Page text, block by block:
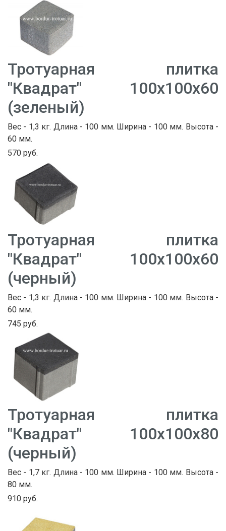
Тротуарная плитка
"Квадрат" 100х100х60
(зеленый)
Вес - 1,3 кг. Длина - 100 мм. Ширина - 100 мм. Высота -
60 мм.
570 руб.
Тротуарная плитка
"Квадрат" 100х100х60
(черный)
Вес - 1,3 кг. Длина - 100 мм. Ширина - 100 мм. Высота -
60 мм.
745 руб.
Тротуарная плитка
"Квадрат" 100х100х80
(черный)
Вес - 1,7 кг. Длина - 100 мм. Ширина - 100 мм. Высота -
80 мм.
910 руб.